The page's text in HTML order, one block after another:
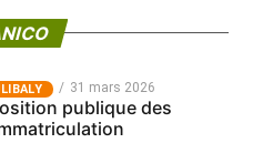
31 mars 2026
publique des